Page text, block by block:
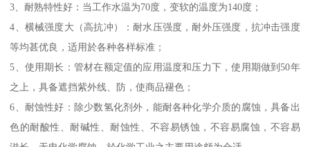
3、耐熟特性好：当工作水温为70度，变软的温度为140度；
4、横械强度大（高抗冲）：耐水压强度，耐外压强度，抗冲击强度
等均甚优良，适用於各种各样标准；
5、使用期长：管材在额定值的应用温度和压力下，使用期做到50年
之上，具备遮挡紫外线、防，使商品褪色；
6、耐蚀性好：除少数氢化剂外，能耐各种化学介质的腐蚀，具备出
色的耐酸性、耐碱性、耐蚀性、不容易锈蚀，不容易腐蚀，不容易